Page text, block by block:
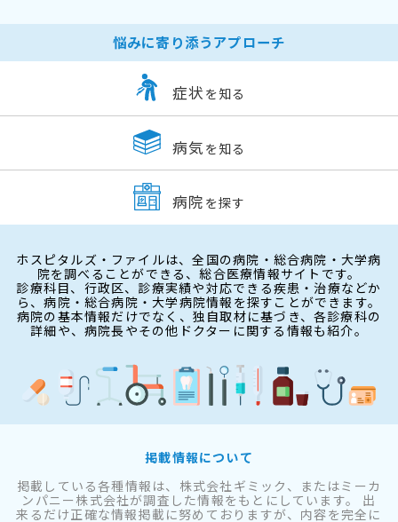
悩みに寄り添うアプローチ
症状 を知る
病気 を知る
病院 を探す
ホスピタルズ・ファイルは、全国の病院・総合病院・大学病
院を調べることができる、総合医療情報サイトです。
診療科目、行政区、診療実績や対応できる疾患・治療などか
ら、病院・総合病院・大学病院情報を探すことができます。
病院の基本情報だけでなく、独自取材に基づき、各診療科の
詳細や、病院長やその他ドクターに関する情報も紹介。
掲載情報について
掲載している各種情報は、株式会社ギミック、またはミーカ
ンパニー株式会社が調査した情報をもとにしています。 出
来るだけ正確な情報掲載に努めておりますが、内容を完全に